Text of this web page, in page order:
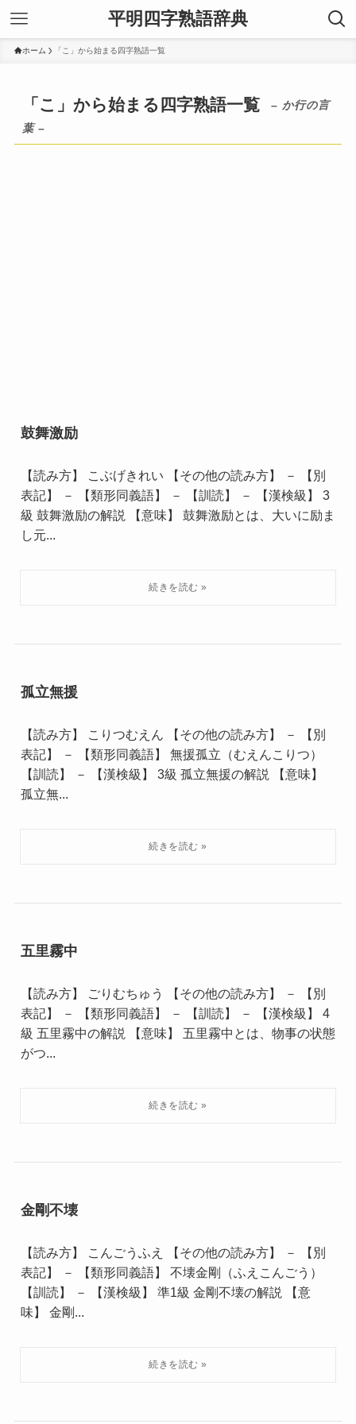
平明四字熟語辞典
ホーム 「こ」から始まる四字熟語一覧
「こ」から始まる四字熟語一覧
– か行の言
葉 –
鼓舞激励
【読み方】 こぶげきれい 【その他の読み方】 － 【別
表記】 － 【類形同義語】 － 【訓読】 － 【漢検級】 3
級 鼓舞激励の解説 【意味】 鼓舞激励とは、大いに励ま
し元...
孤立無援
【読み方】 こりつむえん 【その他の読み方】 － 【別
表記】 － 【類形同義語】 無援孤立（むえんこりつ）
【訓読】 － 【漢検級】 3級 孤立無援の解説 【意味】
孤立無...
五里霧中
【読み方】 ごりむちゅう 【その他の読み方】 － 【別
表記】 － 【類形同義語】 － 【訓読】 － 【漢検級】 4
級 五里霧中の解説 【意味】 五里霧中とは、物事の状態
がつ...
金剛不壊
【読み方】 こんごうふえ 【その他の読み方】 － 【別
表記】 － 【類形同義語】 不壊金剛（ふえこんごう）
【訓読】 － 【漢検級】 準1級 金剛不壊の解説 【意
味】 金剛...